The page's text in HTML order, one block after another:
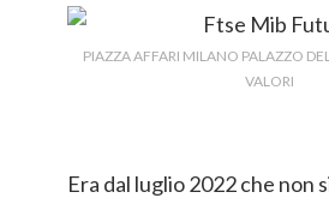
PIAZZA AFFARI MILANO PALAZZO
VALORI
Era dal luglio 2022 che non